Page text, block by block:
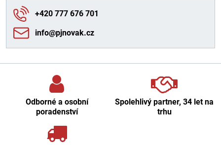
+420 777 676 701
info​@pjnovak​.cz
Odborné a osobní
poradenství
Spolehlivý partner, 34 let na
trhu